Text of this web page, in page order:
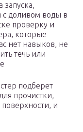
запуска,
с доливом воды в
проверку и
которые
нет навыков, не
течь или
подберет
прочистки,
и